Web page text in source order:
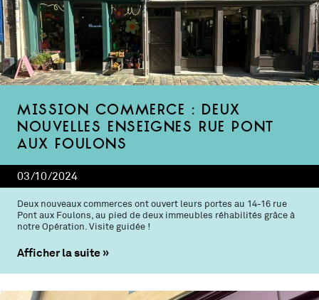
Mission commerce : deux
nouvelles enseignes rue Pont
aux Foulons
03/10/2024
Deux nouveaux commerces ont ouvert leurs portes au 14-16 rue
Pont aux Foulons, au pied de deux immeubles réhabilités grâce à
notre Opération. Visite guidée !
Afficher la suite